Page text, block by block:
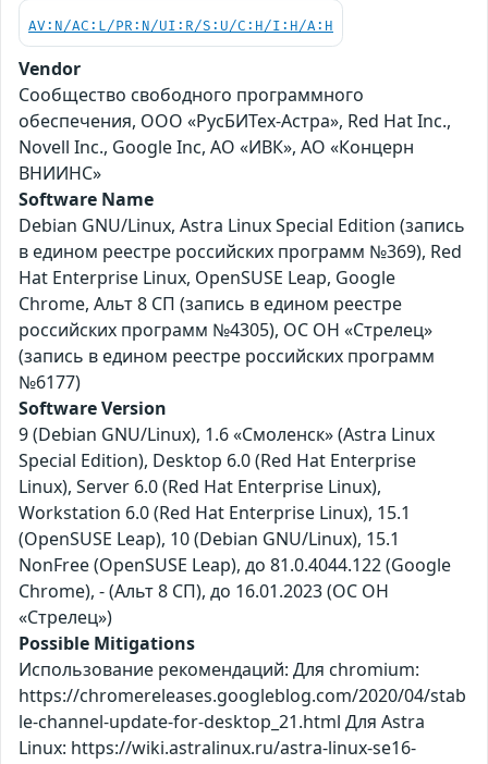
AV:N/AC:L/PR:N/UI:R/S:U/C:H/I:H/A:H
Vendor
Сообщество свободного программного
обеспечения, ООО «РусБИТех-Астра», Red Hat Inc.,
Novell Inc., Google Inc, АО «ИВК», АО «Концерн
ВНИИНС»
Software Name
Debian GNU/Linux, Astra Linux Special Edition (запись
в едином реестре российских программ №369), Red
Hat Enterprise Linux, OpenSUSE Leap, Google
Chrome, Альт 8 СП (запись в едином реестре
российских программ №4305), ОС ОН «Стрелец»
(запись в едином реестре российских программ
№6177)
Software Version
9 (Debian GNU/Linux), 1.6 «Смоленск» (Astra Linux
Special Edition), Desktop 6.0 (Red Hat Enterprise
Linux), Server 6.0 (Red Hat Enterprise Linux),
Workstation 6.0 (Red Hat Enterprise Linux), 15.1
(OpenSUSE Leap), 10 (Debian GNU/Linux), 15.1
NonFree (OpenSUSE Leap), до 81.0.4044.122 (Google
Chrome), - (Альт 8 СП), до 16.01.2023 (ОС ОН
«Стрелец»)
Possible Mitigations
Использование рекомендаций: Для chromium:
https://chromereleases.googleblog.com/2020/04/stab
le-channel-update-for-desktop_21.html Для Astra
Linux: https://wiki.astralinux.ru/astra-linux-se16-